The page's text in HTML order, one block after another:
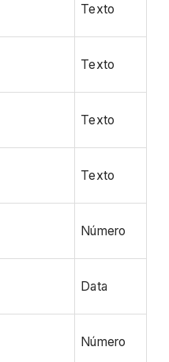
Texto
Texto
Texto
Texto
Número
Data
Número